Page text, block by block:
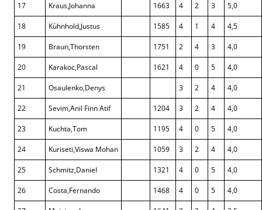
17 Kraus,Johanna 1663 4 2 3 5,0
18 Kühnhold,Justus 1585 4 1 4 4,5
19 Braun,Thorsten 1751 2 4 3 4,0
20 Karakoc,Pascal 1621 4 0 5 4,0
21 Osaulenko,Denys 3 2 4 4,0
22 Sevim,Anil Finn Atif 1204 3 2 4 4,0
23 Kuchta,Tom 1195 4 0 5 4,0
24 Kuriseti,Viswa Mohan 1059 3 2 4 4,0
25 Schmitz,Daniel 1321 4 0 5 4,0
26 Costa,Fernando 1468 4 0 5 4,0